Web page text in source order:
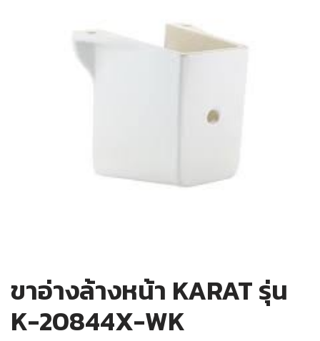
ขาอ่างล้างหน้า KARAT รุ่น
K-20844X-WK